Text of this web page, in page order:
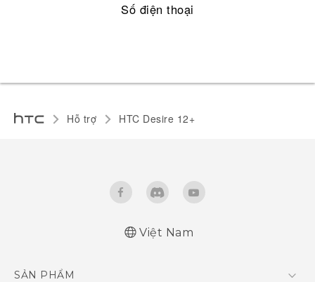
Số điện thoại
Hỗ trợ HTC Desire 12+‎
Việt Nam
SẢN PHẨM